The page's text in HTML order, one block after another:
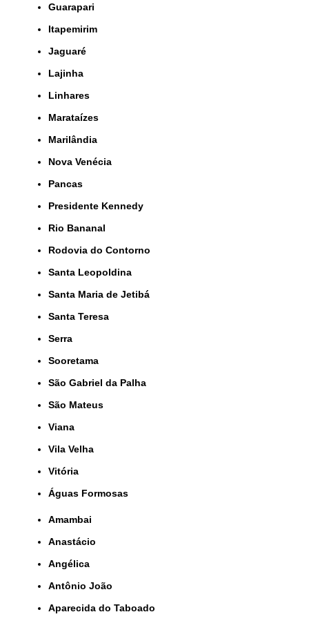
Guarapari
Itapemirim
Jaguaré
Lajinha
Linhares
Marataízes
Marilândia
Nova Venécia
Pancas
Presidente Kennedy
Rio Bananal
Rodovia do Contorno
Santa Leopoldina
Santa Maria de Jetibá
Santa Teresa
Serra
Sooretama
São Gabriel da Palha
São Mateus
Viana
Vila Velha
Vitória
Águas Formosas
Amambai
Anastácio
Angélica
Antônio João
Aparecida do Taboado